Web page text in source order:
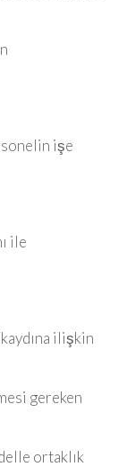
işe
ile
ilişkin
gereken
ortaklık